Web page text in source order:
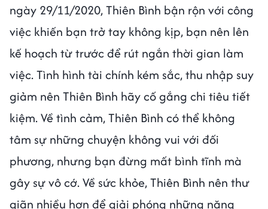
ngày 29/11/2020, Thiên Bình bận rộn với công
việc khiến bạn trở tay không kịp, bạn nên lên
kế hoạch từ trước để rút ngắn thời gian làm
việc. Tình hình tài chính kém sắc, thu nhập suy
giảm nên Thiên Bình hãy cố gắng chi tiêu tiết
kiệm. Về tình cảm, Thiên Bình có thể không
tâm sự những chuyện không vui với đối
phương, nhưng bạn đừng mất bình tĩnh mà
gây sự vô cớ. Về sức khỏe, Thiên Bình nên thư
giãn nhiều hơn để giải phóng những năng